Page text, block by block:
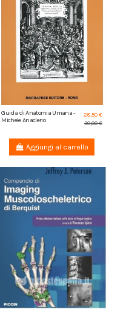
Guida di Anatomia Umana -
Michele Anaclerio
28,50 €
30,00 €
Aggiungi al carrello